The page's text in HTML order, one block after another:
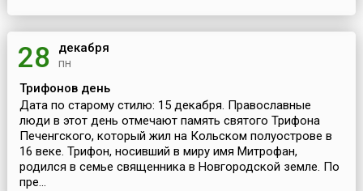
28 декабря
пн
Трифонов день
Дата по старому стилю: 15 декабря. Православные
люди в этот день отмечают память святого Трифона
Печенгского, который жил на Кольском полуострове в
16 веке. Трифон, носивший в миру имя Митрофан,
родился в семье священника в Новгородской земле. По
пре...